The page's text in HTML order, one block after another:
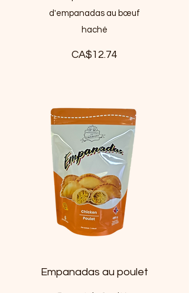
d'empanadas au bœuf
haché
CA$12.74
Empanadas au poulet